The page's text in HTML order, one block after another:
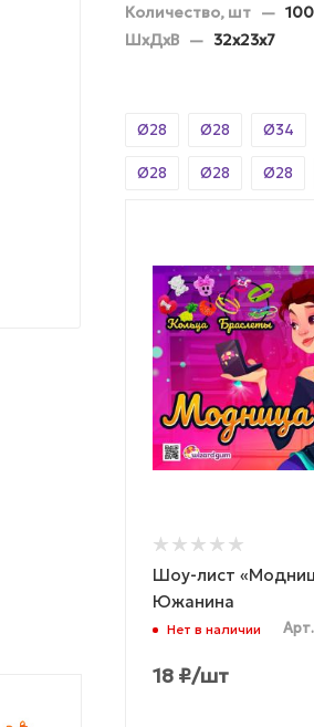
Количество, шт —
ШхДхВ — 32х23х7
Ø28 Ø28 Ø34
Ø28 Ø28 Ø28
Шоу-лист «Модница"
Южанина
Нет в наличии
18 ₽/шт